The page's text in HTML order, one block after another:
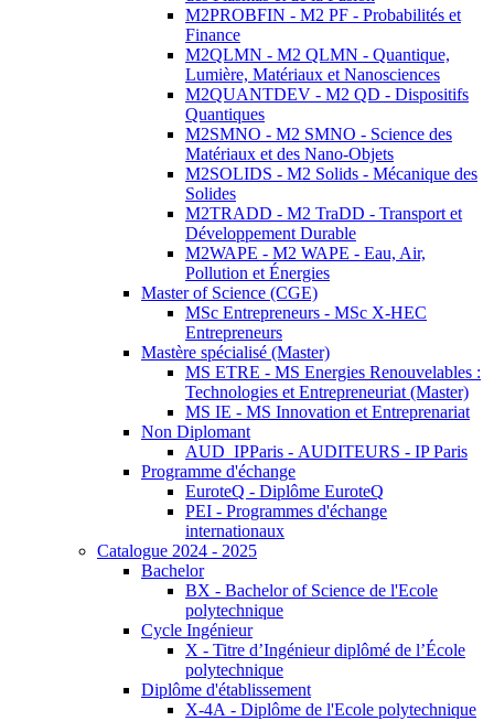
M2PROBFIN - M2 PF - Probabilités et
Finance
M2QLMN - M2 QLMN - Quantique,
Lumière, Matériaux et Nanosciences
M2QUANTDEV - M2 QD - Dispositifs
Quantiques
M2SMNO - M2 SMNO - Science des
Matériaux et des Nano-Objets
M2SOLIDS - M2 Solids - Mécanique des
Solides
M2TRADD - M2 TraDD - Transport et
Développement Durable
M2WAPE - M2 WAPE - Eau, Air,
Pollution et Énergies
Master of Science (CGE)
MSc Entrepreneurs - MSc X-HEC
Entrepreneurs
Mastère spécialisé (Master)
MS ETRE - MS Energies Renouvelables :
Technologies et Entrepreneuriat (Master)
MS IE - MS Innovation et Entreprenariat
Non Diplomant
AUD_IPParis - AUDITEURS - IP Paris
Programme d'échange
EuroteQ - Diplôme EuroteQ
PEI - Programmes d'échange
internationaux
Catalogue 2024 - 2025
Bachelor
BX - Bachelor of Science de l'Ecole
polytechnique
Cycle Ingénieur
X - Titre d’Ingénieur diplômé de l’École
polytechnique
Diplôme d'établissement
X-4A - Diplôme de l'Ecole polytechnique